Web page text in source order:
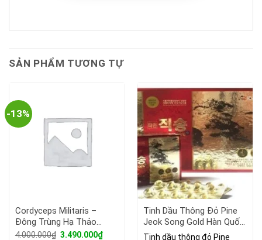
SẢN PHẨM TƯƠNG TỰ
-13%
Cordyceps Militaris –
Đông Trùng Hạ Thảo
Nguyên Con Hàn Quốc
4.000.000₫ Giá
3.490.000₫Giá
Tinh Dầu Thông Đỏ Pine
Jeok Song Gold Hàn Quốc
Cao Cấp 120 Viên
Tinh dầu thông đỏ Pine